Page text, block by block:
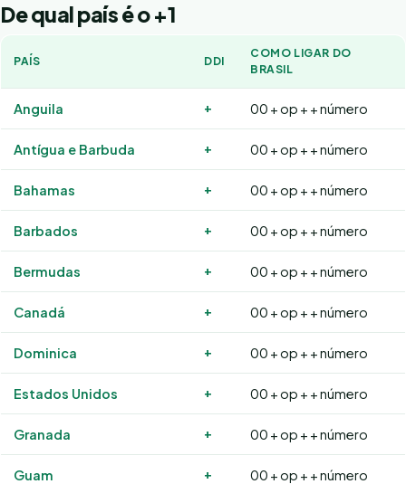
De qual país é o +1
PAÍS DDI
COMO LIGAR DO
BRASIL
Anguila + 00 + op + + número
Antígua e Barbuda + 00 + op + + número
Bahamas + 00 + op + + número
Barbados + 00 + op + + número
Bermudas + 00 + op + + número
Canadá + 00 + op + + número
Dominica + 00 + op + + número
Estados Unidos + 00 + op + + número
Granada + 00 + op + + número
Guam + 00 + op + + número